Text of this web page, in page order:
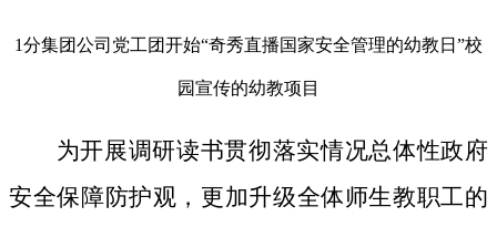
1分集团公司党工团开始“奇秀直播国家安全管理的幼教日”校
园宣传的幼教项目
为开展调研读书贯彻落实情况总体性政府
安全保障防护观，更加升级全体师生教职工的